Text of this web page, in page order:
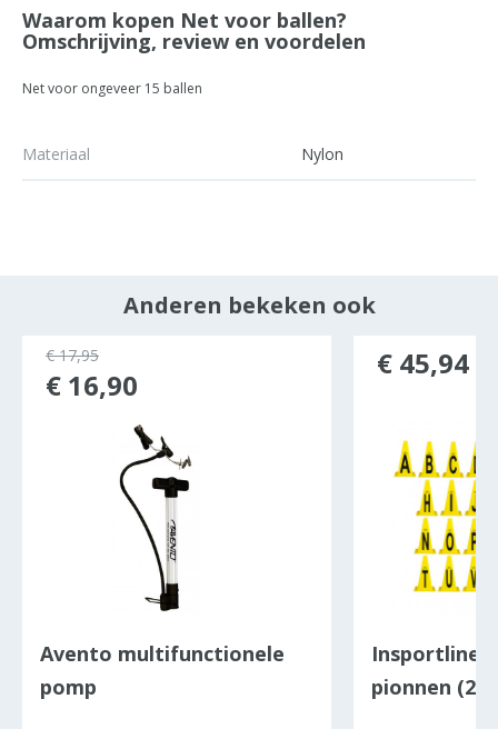
Waarom kopen Net voor ballen?
Omschrijving, review en voordelen
Net voor ongeveer 15 ballen
Materiaal Nylon
Anderen bekeken ook
Avento multifunctionele
pomp
€ 17,95
€ 16,90
Insportline
pionnen (26
€ 45,94